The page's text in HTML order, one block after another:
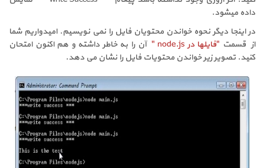
داده میشود.
در اینجا دیگر نحوه خواندن محتویان فایل را نمی نویسیم. امیدواریم شما
از قسمت "فایلها در node.js "
آن را به خاطر داشته و هم اکنون امتحان
کنید. تصویر زیر خواندن محتویات فایل را نشان می دهد.